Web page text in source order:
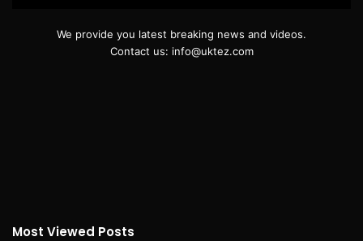
We provide you latest breaking news and videos.
Contact us: info@uktez.com
Most Viewed Posts